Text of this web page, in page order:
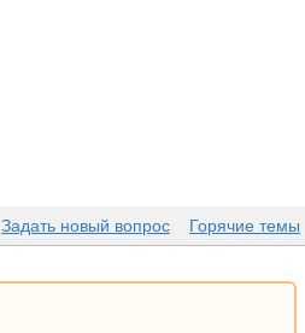
Задать новый вопрос Горячие темы